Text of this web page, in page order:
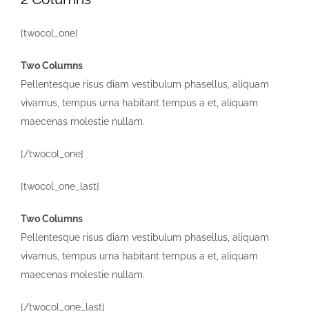
[twocol_one]
Two Columns
Pellentesque risus diam vestibulum phasellus, aliquam
vivamus, tempus urna habitant tempus a et, aliquam
maecenas molestie nullam.
[/twocol_one]
[twocol_one_last]
Two Columns
Pellentesque risus diam vestibulum phasellus, aliquam
vivamus, tempus urna habitant tempus a et, aliquam
maecenas molestie nullam.
[/twocol_one_last]